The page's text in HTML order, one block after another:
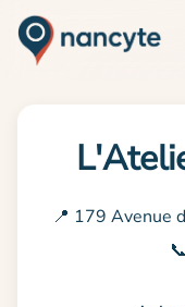
📍 179 Avenue